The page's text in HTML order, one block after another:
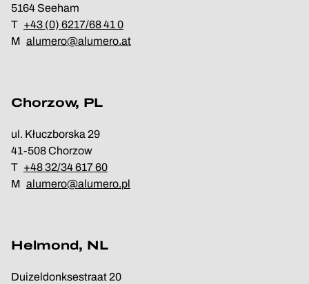
5164 Seeham
T +43 (0) 6217/68 41 0
M alumero@alumero.at
Chorzow, PL
ul. Kłuczborska 29
41-508 Chorzow
T +48 32/34 617 60
M alumero@alumero.pl
Helmond, NL
Duizeldonksestraat 20